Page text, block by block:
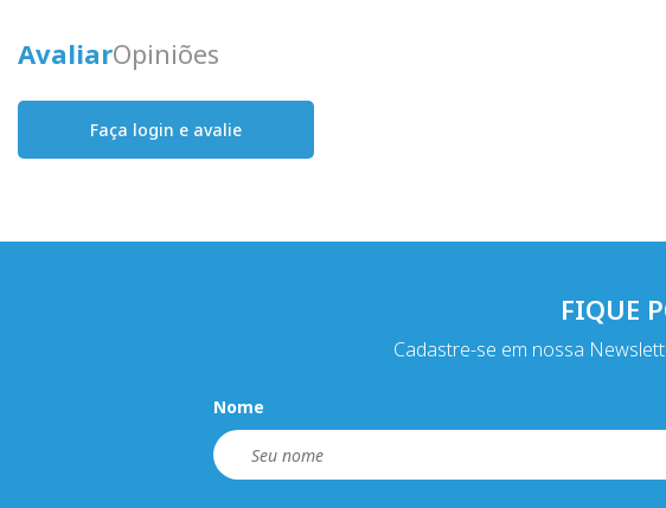
AvaliarOpiniões
Faça login e avalie
FIQUE
Cadastre-se em nossa
Nome